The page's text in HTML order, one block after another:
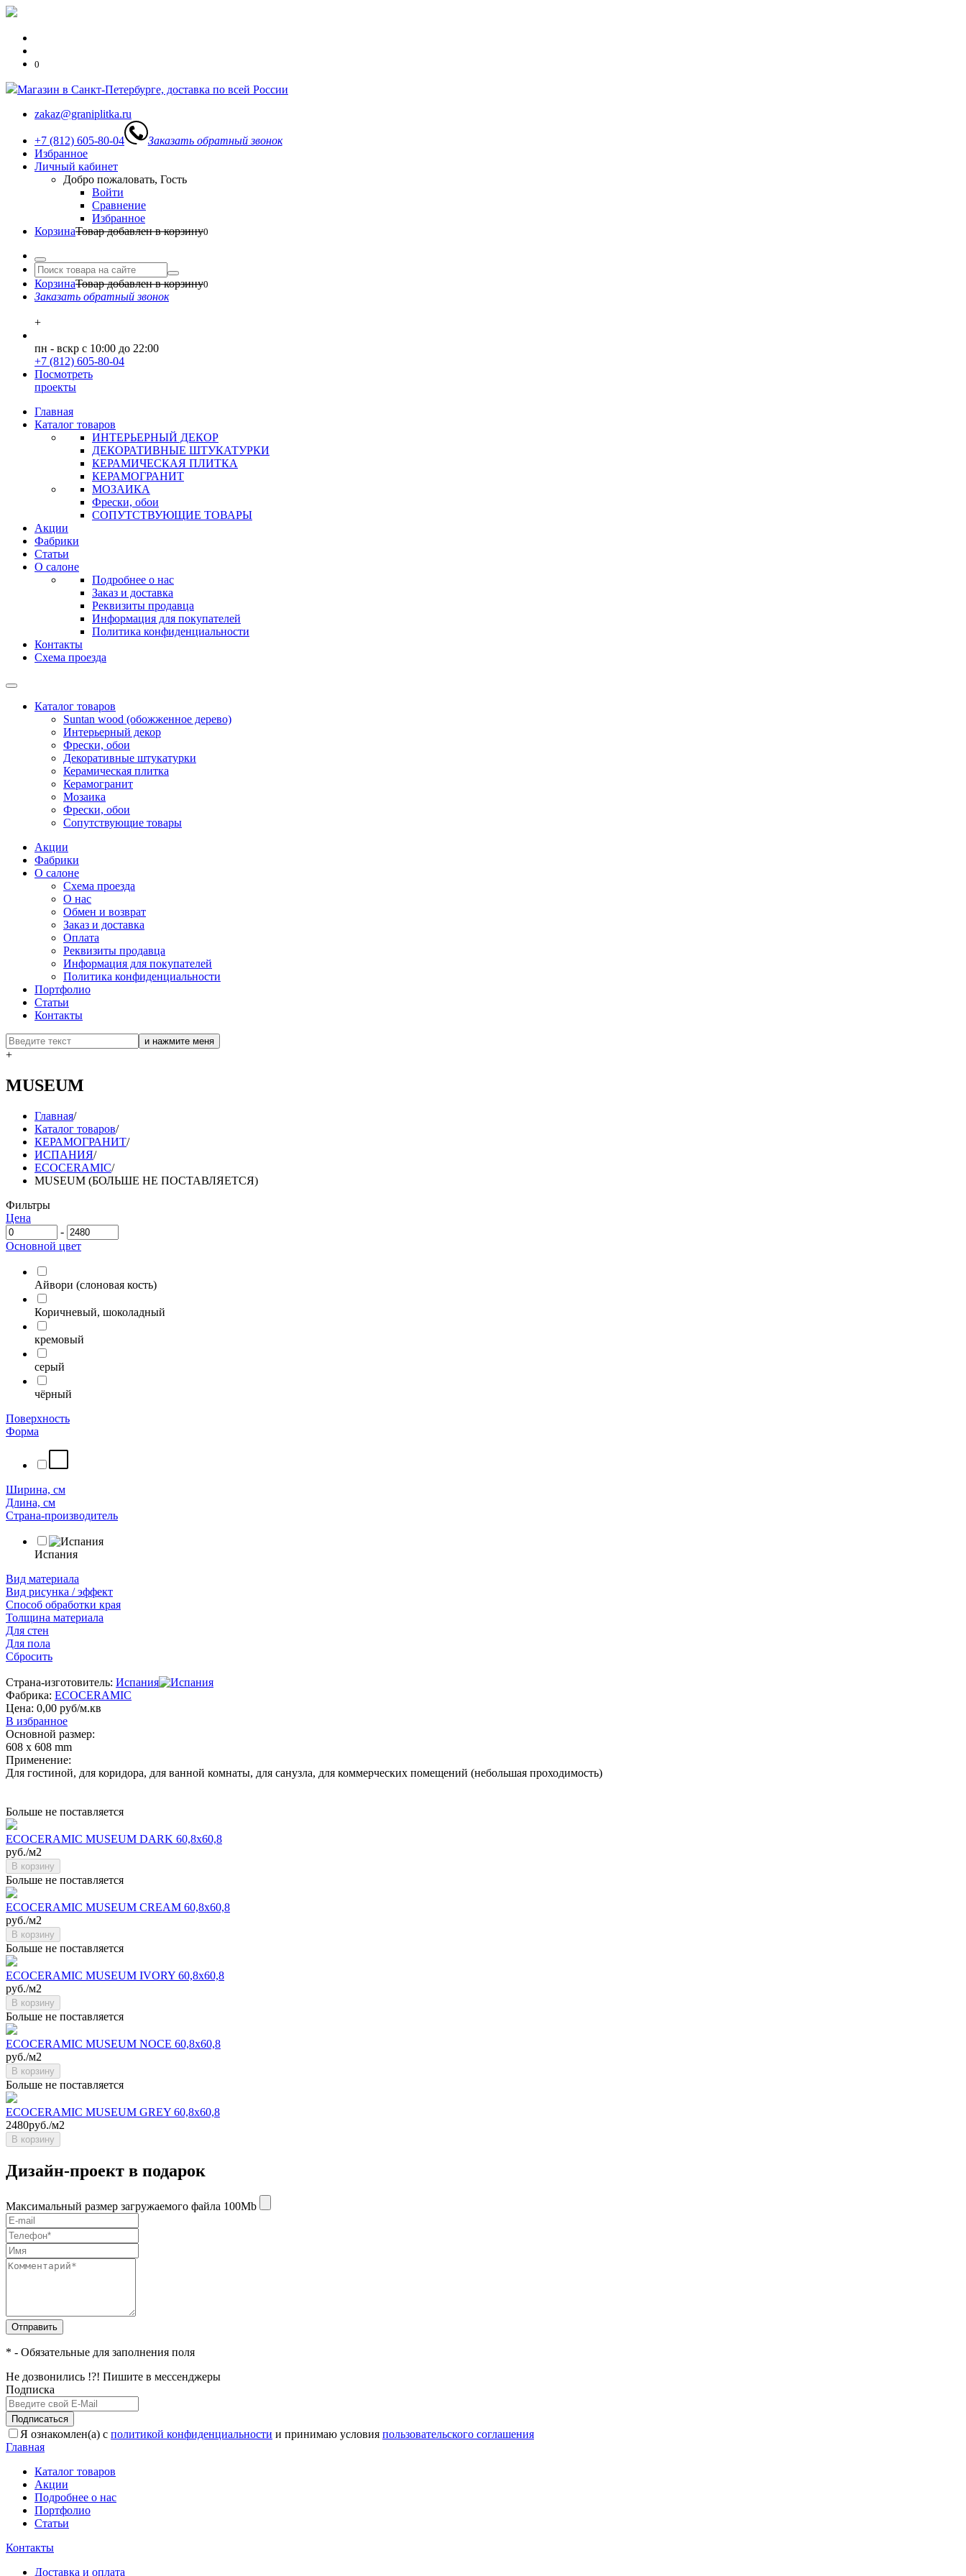
0
Магазин в Санкт-Петербурге, доставка по всей России
zakaz@graniplitka.ru
+7 (812) 605-80-04
Заказать обратный звонок
Избранное
Личный кабинет
Добро пожаловать, Гость
Войти
Сравнение
Избранное
КорзинаТовар добавлен в корзину0
КорзинаТовар добавлен в корзину0
Заказать обратный звонок
+
пн - вскр с 10:00 до 22:00
+7 (812) 605-80-04
Посмотреть
проекты
Главная
Каталог товаров
ИНТЕРЬЕРНЫЙ ДЕКОР
ДЕКОРАТИВНЫЕ ШТУКАТУРКИ
КЕРАМИЧЕСКАЯ ПЛИТКА
КЕРАМОГРАНИТ
МОЗАИКА
Фрески, обои
СОПУТСТВУЮЩИЕ ТОВАРЫ
Акции
Фабрики
Статьи
О салоне
Подробнее о нас
Заказ и доставка
Реквизиты продавца
Информация для покупателей
Политика конфиденциальности
Контакты
Схема проезда
Каталог товаров
Suntan wood (обожженное дерево)
Интерьерный декор
Фрески, обои
Декоративные штукатурки
Керамическая плитка
Керамогранит
Мозаика
Фрески, обои
Сопутствующие товары
Акции
Фабрики
О салоне
Схема проезда
О нас
Обмен и возврат
Заказ и доставка
Оплата
Реквизиты продавца
Информация для покупателей
Политика конфиденциальности
Портфолио
Статьи
Контакты
+
MUSEUM
Главная/
Каталог товаров/
КЕРАМОГРАНИТ/
ИСПАНИЯ/
ECOCERAMIC/
MUSEUM (БОЛЬШЕ НЕ ПОСТАВЛЯЕТСЯ)
Фильтры
Цена
-
Основной цвет
Айвори (слоновая кость)
Коричневый, шоколадный
кремовый
серый
чёрный
Поверхность
Форма
Ширина, см
Длина, см
Страна-производитель
Испания
Вид материала
Вид рисунка / эффект
Способ обработки края
Толщина материала
Для стен
Для пола
Сбросить
Страна-изготовитель: Испания
Фабрика: ECOCERAMIC
Цена: 0,00 руб/м.кв
В избранное
Основной размер:
608 x 608 mm
Применение:
Для гостиной, для коридора, для ванной комнаты, для санузла, для коммерческих помещений (небольшая проходимость)
Больше не поставляется
ECOCERAMIC MUSEUM DARK 60,8x60,8
руб./м2
В корзину
Больше не поставляется
ECOCERAMIC MUSEUM CREAM 60,8x60,8
руб./м2
В корзину
Больше не поставляется
ECOCERAMIC MUSEUM IVORY 60,8x60,8
руб./м2
В корзину
Больше не поставляется
ECOCERAMIC MUSEUM NOCE 60,8x60,8
руб./м2
В корзину
Больше не поставляется
ECOCERAMIC MUSEUM GREY 60,8x60,8
2480руб./м2
В корзину
Дизайн-проект в подарок
Максимальный размер загружаемого файла 100Mb
Отправить
* - Обязательные для заполнения поля
Не дозвонились !?! Пишите в мессенджеры
Подписка
Подписаться
Я ознакомлен(а) с политикой конфиденциальности и принимаю условия пользовательского соглашения
Главная
Каталог товаров
Акции
Подробнее о нас
Портфолио
Статьи
Контакты
Доставка и оплата